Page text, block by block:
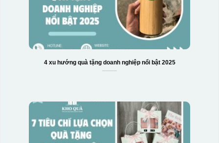
4 xu hướng quà tặng doanh nghiệp nổi bật 2025